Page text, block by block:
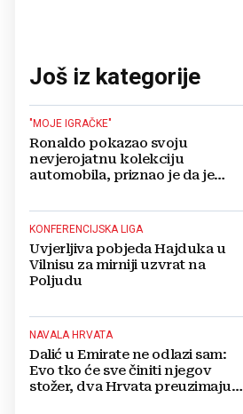
Još iz kategorije
"MOJE IGRAČKE"
Ronaldo pokazao svoju
nevjerojatnu kolekciju
automobila, priznao je da je
KONFERENCIJSKA LIGA
Uvjerljiva pobjeda Hajduka u
Vilnisu za mirniji uzvrat na
Poljudu
NAVALA HRVATA
Dalić u Emirate ne odlazi sam:
Evo tko će sve činiti njegov
stožer, dva Hrvata preuzimaju